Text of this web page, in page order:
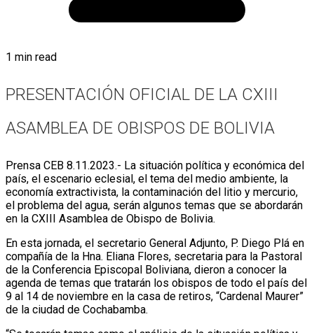
1 min read
PRESENTACIÓN OFICIAL DE LA CXIII
ASAMBLEA DE OBISPOS DE BOLIVIA
Prensa CEB 8.11.2023.- La situación política y económica del
país, el escenario eclesial, el tema del medio ambiente, la
economía extractivista, la contaminación del litio y mercurio,
el problema del agua, serán algunos temas que se abordarán
en la CXIII Asamblea de Obispo de Bolivia.
En esta jornada, el secretario General Adjunto, P. Diego Plá en
compañía de la Hna. Eliana Flores, secretaria para la Pastoral
de la Conferencia Episcopal Boliviana, dieron a conocer la
agenda de temas que tratarán los obispos de todo el país del
9 al 14 de noviembre en la casa de retiros, “Cardenal Maurer”
de la ciudad de Cochabamba.